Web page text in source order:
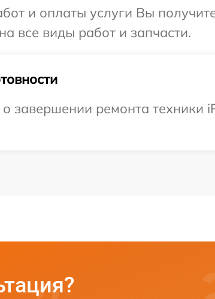
и оплаты услуги Вы
все виды работ и запчасти.
завершении ремонта техники